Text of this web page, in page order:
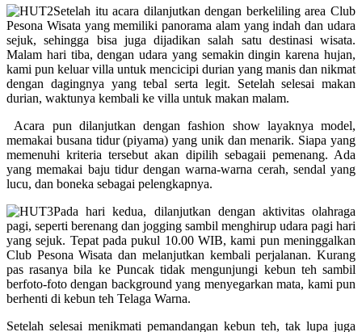
Setelah itu acara dilanjutkan dengan berkeliling area Club
Pesona Wisata yang memiliki panorama alam yang indah dan udara
sejuk, sehingga bisa juga dijadikan salah satu destinasi wisata.
Malam hari tiba, dengan udara yang semakin dingin karena hujan,
kami pun keluar villa untuk mencicipi durian yang manis dan nikmat
dengan dagingnya yang tebal serta legit. Setelah selesai makan
durian, waktunya kembali ke villa untuk makan malam.
Acara pun dilanjutkan dengan fashion show layaknya model,
memakai busana tidur (piyama) yang unik dan menarik. Siapa yang
memenuhi kriteria tersebut akan dipilih sebagaii pemenang. Ada
yang memakai baju tidur dengan warna-warna cerah, sendal yang
lucu, dan boneka sebagai pelengkapnya.
Pada hari kedua, dilanjutkan dengan aktivitas olahraga
pagi, seperti berenang dan jogging sambil menghirup udara pagi hari
yang sejuk. Tepat pada pukul 10.00 WIB, kami pun meninggalkan
Club Pesona Wisata dan melanjutkan kembali perjalanan. Kurang
pas rasanya bila ke Puncak tidak mengunjungi kebun teh sambil
berfoto-foto dengan background yang menyegarkan mata, kami pun
berhenti di kebun teh Telaga Warna.
Setelah selesai menikmati pemandangan kebun teh, tak lupa juga